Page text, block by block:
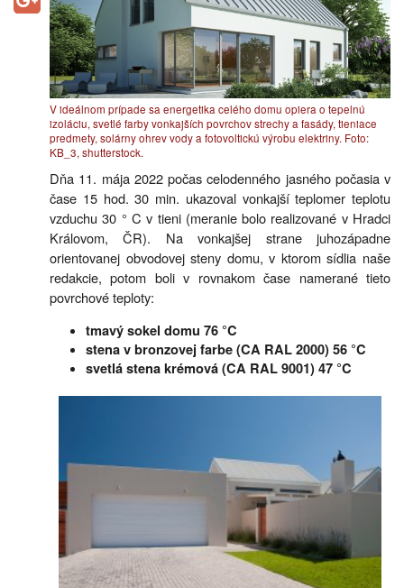
V ideálnom prípade sa energetika celého domu opiera o tepelnú
izoláciu, svetlé farby vonkajších povrchov strechy a fasády, tieniace
predmety, solárny ohrev vody a fotovoltickú výrobu elektriny. Foto:
KB_3, shutterstock.
Dňa 11. mája 2022 počas celodenného jasného počasia v
čase 15 hod. 30 min. ukazoval vonkajší teplomer teplotu
vzduchu 30 ° C v tieni (meranie bolo realizované v Hradci
Královom, ČR). Na vonkajšej strane juhozápadne
orientovanej obvodovej steny domu, v ktorom sídlia naše
redakcie, potom boli v rovnakom čase namerané tieto
povrchové teploty:
tmavý sokel domu 76 °C
stena v bronzovej farbe (CA RAL 2000) 56 °C
svetlá stena krémová (CA RAL 9001) 47 °C